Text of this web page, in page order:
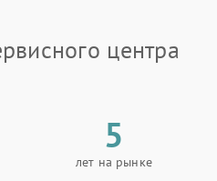
центра
5
лет на рынке